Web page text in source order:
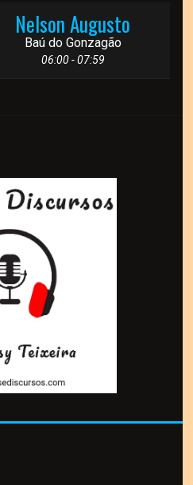
Nelson Augusto
Baú do Gonzagão
06:00 - 07:59